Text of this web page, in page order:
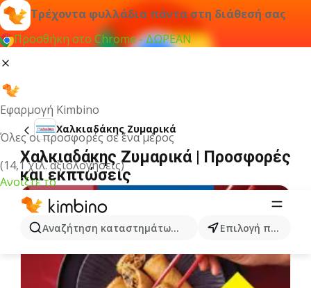
Τρέχοντα φυλλάδια πάντα στη διάθεσή σας
Προσθήκη στο Chrome - ΔΩΡΕΑΝ
Εφαρμογή Kimbino
Όλες οι προσφορές σε ένα μέρος
(14,1 χιλ. αξιολογήσεις)
Ανοίξτε το
Αναζήτηση καταστημάτων, κατηγοριών, προϊόντων...
Επιλογή πόλης
Χαλκιαδάκης Ζυμαρικά
Χαλκιαδάκης Ζυμαρικά | Προσφορές
και εκπτώσεις